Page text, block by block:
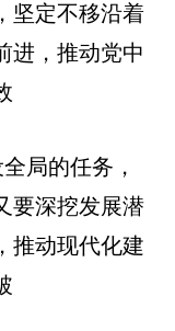
坚定不移沿着
进，推动党中
局的任务，
要深挖发展潜
推动现代化建